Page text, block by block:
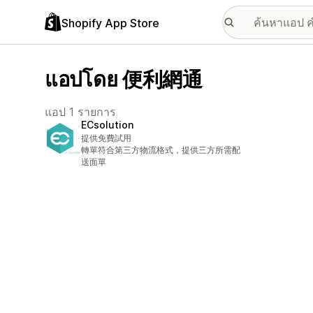
Shopify App Store
แอปโดย 便利網通
แอป 1 รายการ
ECsolution
提供免費試用
轉單符合第三方物流格式，提供三方所需配
送面單